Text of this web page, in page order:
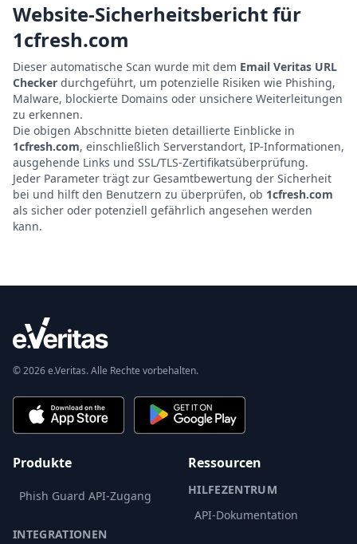
Website-Sicherheitsbericht für
1cfresh.com
Dieser automatische Scan wurde mit dem Email Veritas URL
Checker durchgeführt, um potenzielle Risiken wie Phishing,
Malware, blockierte Domains oder unsichere Weiterleitungen
zu erkennen.
Die obigen Abschnitte bieten detaillierte Einblicke in
1cfresh.com, einschließlich Serverstandort, IP-Informationen,
ausgehende Links und SSL/TLS-Zertifikatsüberprüfung.
Jeder Parameter trägt zur Gesamtbewertung der Sicherheit
bei und hilft den Benutzern zu überprüfen, ob 1cfresh.com
als sicher oder potenziell gefährlich angesehen werden
kann.
© 2026 e.Veritas. Alle Rechte vorbehalten.
Produkte
Phish Guard API-Zugang
INTEGRATIONEN
Ressourcen
HILFEZENTRUM
API-Dokumentation